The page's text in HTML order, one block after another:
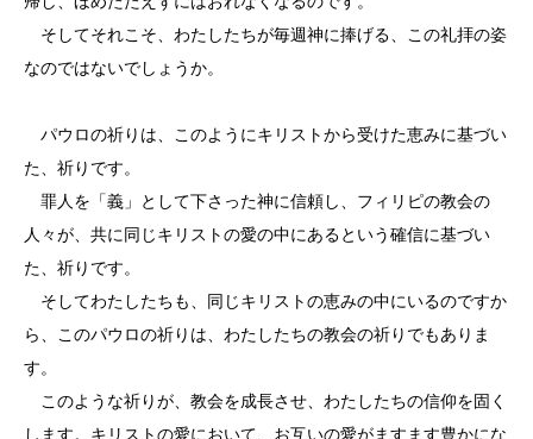
そしてそれこそ、わたしたちが毎週神に捧げる、この礼拝の姿
なのではないでしょうか。
パウロの祈りは、このようにキリストから受けた恵みに基づい
た、祈りです。
罪人を「義」として下さった神に信頼し、フィリピの教会の
人々が、共に同じキリストの愛の中にあるという確信に基づい
た、祈りです。
そしてわたしたちも、同じキリストの恵みの中にいるのですか
ら、このパウロの祈りは、わたしたちの教会の祈りでもありま
す。
このような祈りが、教会を成長させ、わたしたちの信仰を固く
します。キリストの愛において、お互いの愛がますます豊かにな